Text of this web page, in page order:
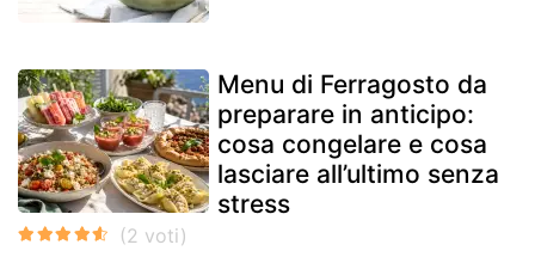
Menu di Ferragosto da
preparare in anticipo:
cosa congelare e cosa
lasciare all’ultimo senza
stress